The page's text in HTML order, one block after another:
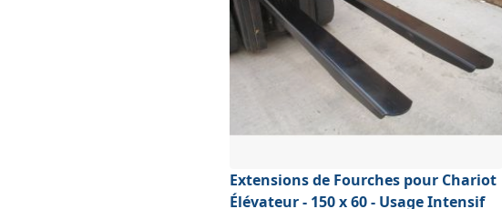
Extensions de Fourches pour Chariot
Élévateur - 150 x 60 - Usage Intensif